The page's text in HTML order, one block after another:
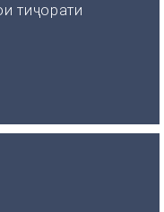
тиҷорати